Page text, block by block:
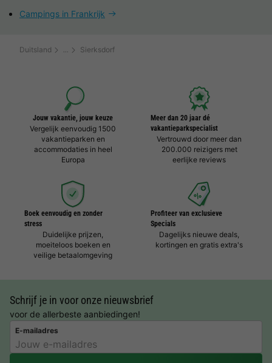
Campings in Frankrijk
Duitsland Sierksdorf
Jouw vakantie, jouw keuze
Vergelijk eenvoudig 1500
vakantieparken en
accommodaties in heel
Europa
Meer dan 20 jaar dé
vakantieparkspecialist
Vertrouwd door meer dan
200.000 reizigers met
eerlijke reviews
Boek eenvoudig en zonder
stress
Duidelijke prijzen,
moeiteloos boeken en
veilige betaalomgeving
Profiteer van exclusieve
Specials
Dagelijks nieuwe deals,
kortingen en gratis extra's
Schrijf je in voor onze nieuwsbrief
voor de allerbeste aanbiedingen!
E-mailadres